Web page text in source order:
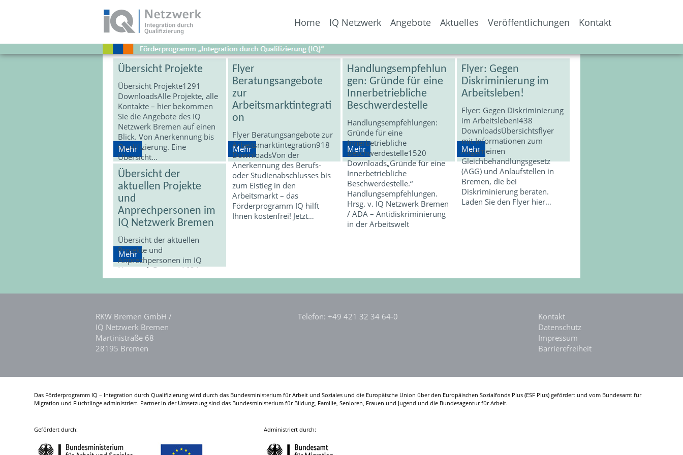
Home IQ Netzwerk Angebote Aktuelles Veröffentlichungen Kontakt
Download
Stichwort:
Übersicht
Übersicht Projekte
Übersicht Projekte1291
DownloadsAlle Projekte, alle
Kontakte – hier bekommen
Sie die Angebote des IQ
Netzwerk Bremen auf einen
Blick. Von Anerkennung bis
Qualifizierung. Eine
Übersicht…
Mehr
Flyer
Beratungsangebote
zur
Arbeitsmarktintegrati
on
Flyer Beratungsangebote zur
Arbeitsmarktintegration918
DownloadsVon der
Anerkennung des Berufs-
oder Studienabschlusses bis
zum Eistieg in den
Arbeitsmarkt – das
Förderprogramm IQ hilft
Ihnen kostenfrei! Jetzt…
Mehr
Handlungsempfehlun
gen: Gründe für eine
Innerbetriebliche
Beschwerdestelle
Handlungsempfehlungen:
Gründe für eine
Innerbetriebliche
Beschwerdestelle1520
Downloads„Gründe für eine
Innerbetriebliche
Beschwerdestelle.“
Handlungsempfehlungen.
Hrsg. v. IQ Netzwerk Bremen
/ ADA – Antidiskriminierung
in der Arbeitswelt
Mehr
Flyer: Gegen
Diskriminierung im
Arbeitsleben!
Flyer: Gegen Diskriminierung
im Arbeitsleben!438
DownloadsÜbersichtsflyer
mit Informationen zum
Allgemeinen
Gleichbehandlungsgesetz
(AGG) und Anlaufstellen in
Bremen, die bei
Diskriminierung beraten.
Laden Sie den Flyer hier…
Mehr
Übersicht der
aktuellen Projekte
und
Anprechpersonen im
IQ Netzwerk Bremen
Übersicht der aktuellen
Projekte und
Anprechpersonen im IQ
Netzwerk Bremen1634
DownloadsÜbersicht der
Übersicht der aktuellen
Projekte…
Mehr
RKW Bremen GmbH /
IQ Netzwerk Bremen
Martinistraße 68
28195 Bremen
Telefon: +49 421 32 34 64-0
Kontakt
Datenschutz
Impressum
Barrierefreiheit
Das Förderprogramm IQ – Integration durch Qualifizierung wird durch das Bundesministerium für Arbeit und Soziales und die Europäische Union über den Europäischen Sozialfonds Plus (ESF Plus) gefördert und vom Bundesamt für
Migration und Flüchtlinge administriert. Partner in der Umsetzung sind das Bundesministerium für Bildung, Familie, Senioren, Frauen und Jugend und die Bundesagentur für Arbeit.
Gefördert durch: Administriert durch: